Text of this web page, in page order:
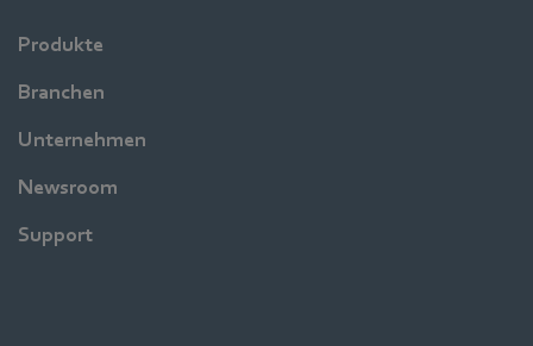
Produkte
Branchen
Unternehmen
Newsroom
Support